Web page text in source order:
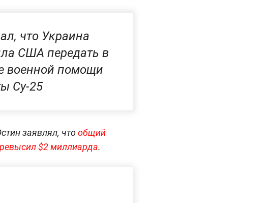
что Украина
США передать в
военной помощи
Су-25
заявлял, чтообщий
$2 миллиарда.